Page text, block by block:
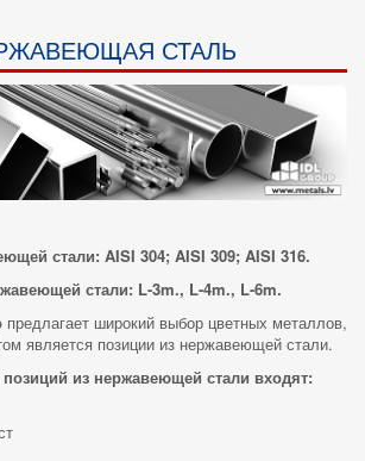
СТАЛЬ
стали: AISI 304; AISI 309; AISI 316.
стали: L-3m., L-4m., L-6m.
предлагает широкий выбор цветных металлов,
является позиции из нержавеющей стали.
из нержавеющей стали входят: